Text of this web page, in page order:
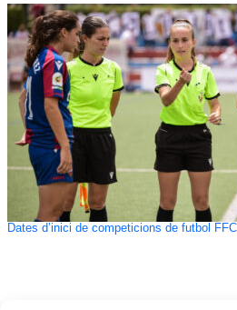
Dates d’inici de competicions de futbol